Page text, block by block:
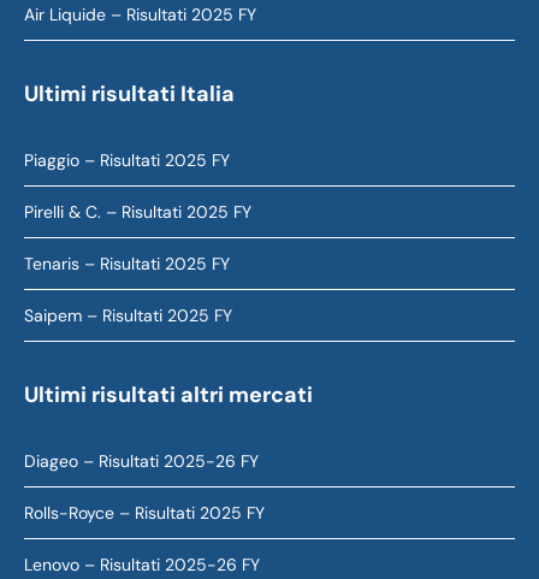
Air Liquide – Risultati 2025 FY
Ultimi risultati Italia
Piaggio – Risultati 2025 FY
Pirelli & C. – Risultati 2025 FY
Tenaris – Risultati 2025 FY
Saipem – Risultati 2025 FY
Ultimi risultati altri mercati
Diageo – Risultati 2025-26 FY
Rolls-Royce – Risultati 2025 FY
Lenovo – Risultati 2025-26 FY